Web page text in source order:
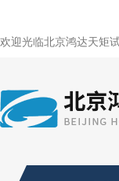
欢迎光临北京鸿达天矩